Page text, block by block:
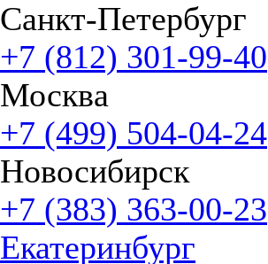
Санкт-Петербург
+7 (812) 301-99-40
Москва
+7 (499) 504-04-24
Новосибирск
+7 (383) 363-00-23
Екатеринбург